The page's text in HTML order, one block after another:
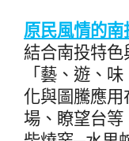
原民風情的南
結合南投特
「藝、遊、
化與圖騰應
場、瞭望台